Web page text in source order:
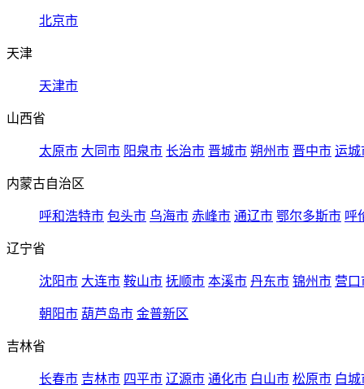
北京市
天津
天津市
山西省
太原市 大同市 阳泉市 长治市 晋城市 朔州市 晋中市 运城
内蒙古自治区
呼和浩特市 包头市 乌海市 赤峰市 通辽市 鄂尔多斯市 呼
辽宁省
沈阳市 大连市 鞍山市 抚顺市 本溪市 丹东市 锦州市 营口
朝阳市 葫芦岛市 金普新区
吉林省
长春市 吉林市 四平市 辽源市 通化市 白山市 松原市 白城